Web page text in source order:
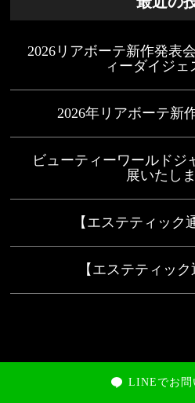
2026リアボーテ新作発表
ィーダイジェ
2026年リアボーテ新
ビューティーワールドジ
展いたし
【エステティック
【エステティック
LINEでお問